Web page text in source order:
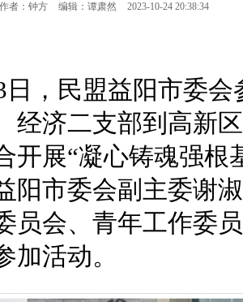
研究
馆员
作者：钟方 编辑：谭肃然 2023-10-24 20:38:34
，民盟益阳市委会
经济二支部到高新
开展“凝心铸魂强根
阳市委会副主委谢
员会、青年工作委
加活动。